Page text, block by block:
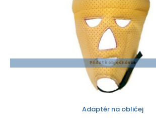
Přidat k objednávce
Adaptér na obličej